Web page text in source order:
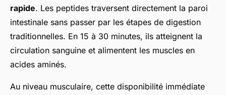
rapide. Les peptides traversent directement la paroi
intestinale sans passer par les étapes de digestion
traditionnelles. En 15 à 30 minutes, ils atteignent la
circulation sanguine et alimentent les muscles en
acides aminés.
Au niveau musculaire, cette disponibilité immédiate